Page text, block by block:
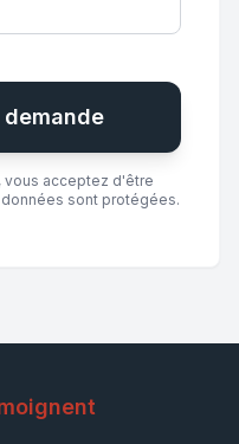
demande
vous acceptez d'être
sont protégées.